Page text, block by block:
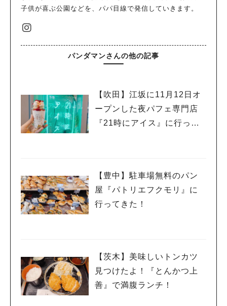
子供が喜ぶ公園などを、パパ目線で発信していきます。
パンダマンさんの他の記事
【吹田】江坂に11月12日オ
ープンした夜パフェ専門店
『21時にアイス』に行って
【豊中】駐車場無料のパン
屋『パトリエフクモリ』に
行ってきた！
【茨木】美味しいトンカツ
見つけたよ！『とんかつ上
善』で満腹ランチ！